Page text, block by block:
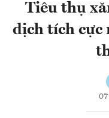
Tiêu thụ
dịch tích cực